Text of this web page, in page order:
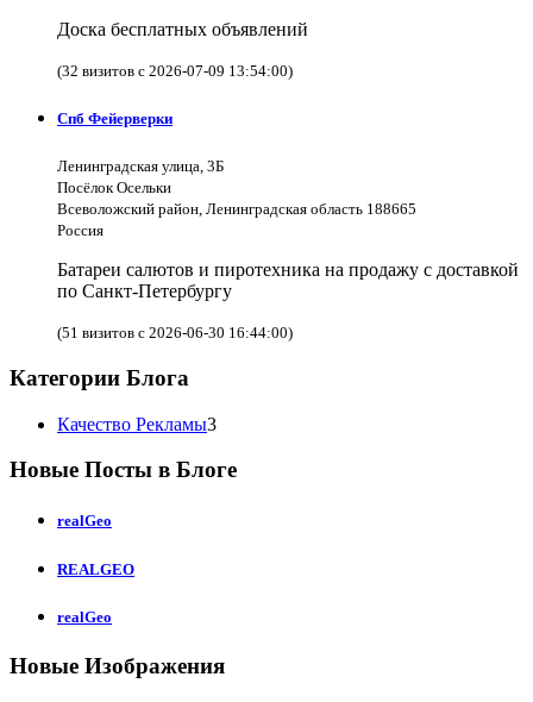
Доска бесплатных объявлений
(32 визитов с 2026-07-09 13:54:00)
Спб Фейерверки
Ленинградская улица, 3Б
Посёлок Осельки
Всеволожский район, Ленинградская область 188665
Россия
Батареи салютов и пиротехника на продажу с доставкой
по Санкт-Петербургу
(51 визитов с 2026-06-30 16:44:00)
Категории Блога
Качество Рекламы3
Новые Посты в Блоге
realGeo
REALGEO
realGeo
Новые Изображения